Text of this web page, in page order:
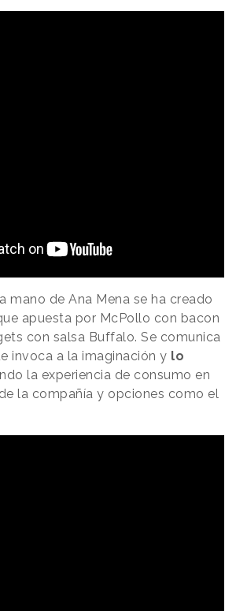
mano de Ana Mena se ha creado
apuesta por McPollo con bacon
con salsa Buffalo. Se comunica
invoca a la imaginación y lo
la experiencia de consumo en
la compañía y opciones como el